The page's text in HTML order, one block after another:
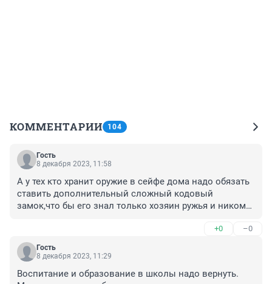
КОММЕНТАРИИ 104
Гость
8 декабря 2023, 11:58
А у тех кто хранит оружие в сейфе дома надо обязать
ставить дополнительный сложный кодовый
замок,что бы его знал только хозяин ружья и никому
это оружие будет сложнее без ведома хозяина
оружия.
+0 –0
Гость
8 декабря 2023, 11:29
Воспитание и образование в школы надо вернуть.